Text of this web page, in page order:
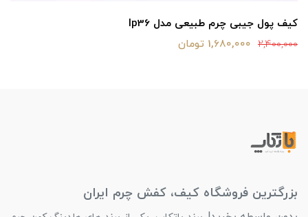
کیف پول جیبی چرم طبیعی مدل lp36
2,400,000 1,680,000 تومان
بزرگترین فروشگاه کیف، کفش چرم ایران